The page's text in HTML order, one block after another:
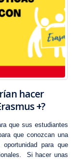
hacer
+?
que sus estudiantes
que conozcan una
para que
Si hacer unas